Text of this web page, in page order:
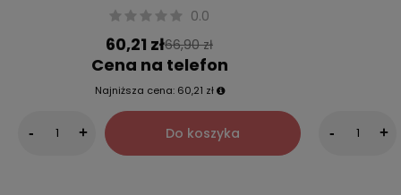
0.0
60,21 zł66,90 zł
Cena na telefon
Najniższa cena: 60,21 zł
- + Do koszyka - +